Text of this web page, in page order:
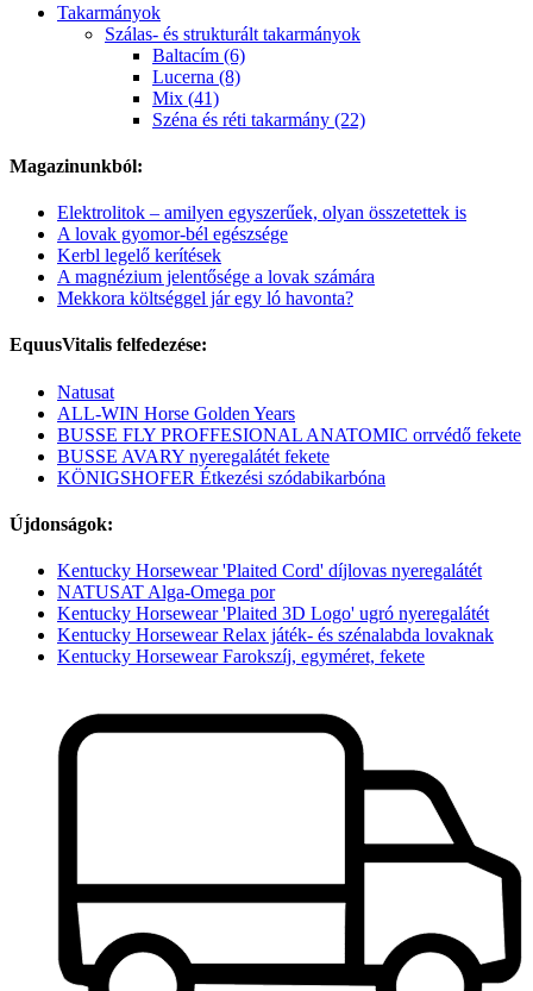
Takarmányok
Szálas- és strukturált takarmányok
Baltacím (6)
Lucerna (8)
Mix (41)
Széna és réti takarmány (22)
Magazinunkból:
Elektrolitok – amilyen egyszerűek, olyan összetettek is
A lovak gyomor-bél egészsége
Kerbl legelő kerítések
A magnézium jelentősége a lovak számára
Mekkora költséggel jár egy ló havonta?
EquusVitalis felfedezése:
Natusat
ALL-WIN Horse Golden Years
BUSSE FLY PROFFESIONAL ANATOMIC orrvédő fekete
BUSSE AVARY nyeregalátét fekete
KÖNIGSHOFER Étkezési szódabikarbóna
Újdonságok:
Kentucky Horsewear 'Plaited Cord' díjlovas nyeregalátét
NATUSAT Alga-Omega por
Kentucky Horsewear 'Plaited 3D Logo' ugró nyeregalátét
Kentucky Horsewear Relax játék- és szénalabda lovaknak
Kentucky Horsewear Farokszíj, egyméret, fekete